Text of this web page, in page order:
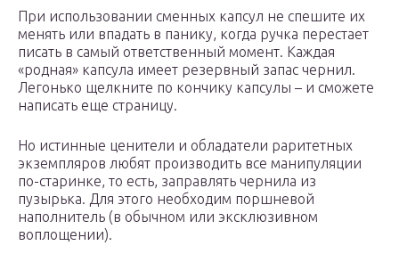
При использовании сменных капсул не спешите их
менять или впадать в панику, когда ручка перестает
писать в самый ответственный момент. Каждая
«родная» капсула имеет резервный запас чернил.
Легонько щелкните по кончику капсулы – и сможете
написать еще страницу.
Но истинные ценители и обладатели раритетных
экземпляров любят производить все манипуляции
по-старинке, то есть, заправлять чернила из
пузырька. Для этого необходим поршневой
наполнитель (в обычном или эксклюзивном
воплощении).